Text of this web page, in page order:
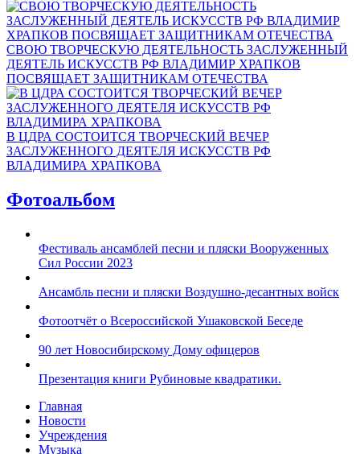
СВОЮ ТВОРЧЕСКУЮ ДЕЯТЕЛЬНОСТЬ ЗАСЛУЖЕННЫЙ
ДЕЯТЕЛЬ ИСКУССТВ РФ ВЛАДИМИР ХРАПКОВ
ПОСВЯЩАЕТ ЗАЩИТНИКАМ ОТЕЧЕСТВА
В ЦДРА СОСТОИТСЯ ТВОРЧЕСКИЙ ВЕЧЕР
ЗАСЛУЖЕННОГО ДЕЯТЕЛЯ ИСКУССТВ РФ
ВЛАДИМИРА ХРАПКОВА
Фотоальбом
Фестиваль ансамблей песни и пляски Вооруженных
Сил России 2023
Ансамбль песни и пляски Воздушно-десантных войск
Фотоотчёт о Всероссийской Ушаковской Беседе
90 лет Новосибирскому Дому офицеров
Презентация книги Рубиновые квадратики.
Главная
Новости
Учреждения
Музыка